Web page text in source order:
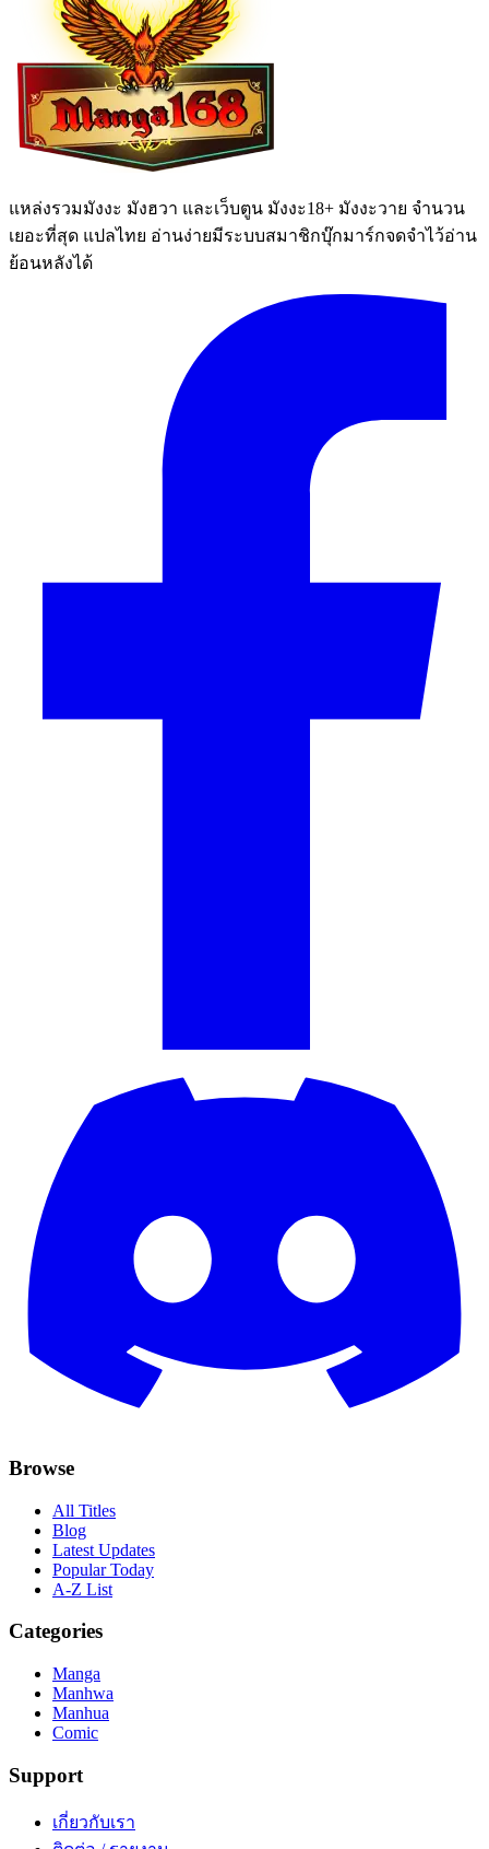
แหล่งรวมมังงะ มังฮวา และเว็บตูน มังงะ18+ มังงะวาย จำนวน
เยอะที่สุด แปลไทย อ่านง่ายมีระบบสมาชิกบุ๊กมาร์กจดจำไว้อ่าน
ย้อนหลังได้
Browse
All Titles
Blog
Latest Updates
Popular Today
A-Z List
Categories
Manga
Manhwa
Manhua
Comic
Support
เกี่ยวกับเรา